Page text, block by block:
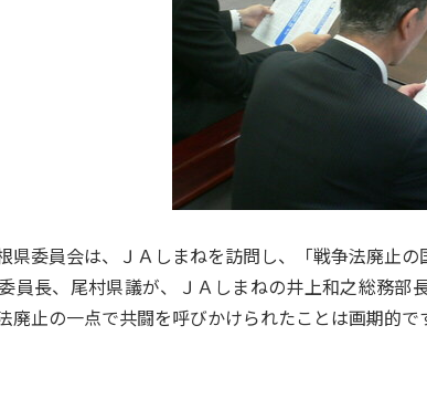
県委員会は、ＪＡしまねを訪問し、「戦争法廃止
員長、尾村県議が、ＪＡしまねの井上和之総務部
廃止の一点で共闘を呼びかけられたことは画期的